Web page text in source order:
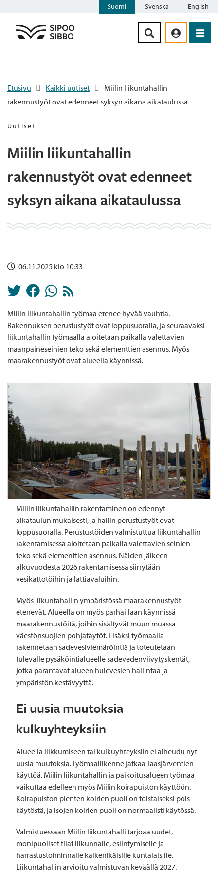
Suomi Svenska English
Etusivu Kaikki uutiset
Miilin liikuntahallin
rakennustyöt ovat edenneet syksyn aikana aikataulussa
Uutiset
Miilin liikuntahallin
rakennustyöt ovat edenneet
syksyn aikana aikataulussa
06.11.2025 klo 10:33
Miilin liikuntahallin työmaa etenee hyvää vauhtia.
Rakennuksen perustustyöt ovat loppusuoralla, ja seuraavaksi
liikuntahallin työmaalla aloitetaan paikalla valettavien
maanpaineseinien teko sekä elementtien asennus. Myös
maarakennustyöt ovat alueella käynnissä.
Miilin liikuntahallin rakentaminen on edennyt
aikataulun mukaisesti, ja hallin perustustyöt ovat
loppusuoralla. Perustustöiden valmistuttua liikuntahallin
rakentamisessa aloitetaan paikalla valettavien seinien
teko sekä elementtien asennus. Näiden jälkeen
alkuvuodesta 2026 rakentamisessa siirrytään
vesikattotöihin ja lattiavaluihin.
Myös liikuntahallin ympäristössä maarakennustyöt
etenevät. Alueella on myös parhaillaan käynnissä
maarakennustöitä, joihin sisältyvät muun muassa
väestönsuojien pohjatäytöt. Lisäksi työmaalla
rakennetaan sadevesiviemäröintiä ja toteutetaan
tulevalle pysäköintialueelle sadevedenviivytyskentät,
jotka parantavat alueen hulevesien hallintaa ja
ympäristön kestävyyttä.
Ei uusia muutoksia
kulkuyhteyksiin
Alueella liikkumiseen tai kulkuyhteyksiin ei aiheudu nyt
uusia muutoksia. Työmaaliikenne jatkaa Taasjärventien
käyttöä. Miilin liikuntahallin ja paikoitusalueen työmaa
vaikuttaa edelleen myös Miilin koirapuiston käyttöön.
Koirapuiston pienten koirien puoli on toistaiseksi pois
käytöstä, ja isojen koirien puoli on normaalisti käytössä.
Valmistuessaan Miilin liikuntahalli tarjoaa uudet,
monipuoliset tilat liikunnalle, esiintymiselle ja
harrastustoiminnalle kaikenikäisille kuntalaisille.
Liikuntahallin arvioitu valmistuvan keväällä 2027.